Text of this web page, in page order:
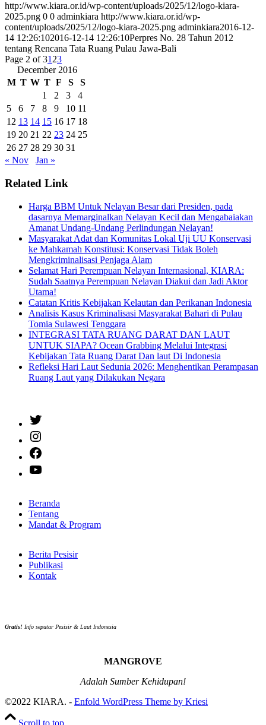
http://www.kiara.or.id/wp-content/uploads/2025/12/logo-kiara-
2025.png 0 0 adminkiara http://www.kiara.or.id/wp-
content/uploads/2025/12/logo-kiara-2025.png adminkiara2016-12-
14 12:26:102016-12-14 12:26:10Perpres No. 28 Tahun 2012
tentang Rencana Tata Ruang Pulau Jawa-Bali
Page 2 of 31 23
December 2016
M T W T F S
S
1
2 3
4
5
6 7 8 9 10 11
12 13 14 15 16 17 18
19 20 21 22 23 24 25
26 27 28 29 30 31
« Nov
Jan »
Related Link
Harga BBM Untuk Nelayan Besar dari Presiden, pada
dasarnya Memarginalkan Nelayan Kecil dan Mengabaiakan
Amanat Undang-Undang Perlindungan Nelayan!
Masyarakat Adat dan Komunitas Lokal Uji UU Konservasi
ke Mahkamah Konstitusi: Konservasi Tidak Boleh
Mengkriminalisasi Penjaga Alam
Selamat Hari Perempuan Nelayan Internasional, KIARA:
Sudah Saatnya Perempuan Nelayan Diakui dan Jadi Aktor
Utama!
Catatan Kritis Kebijakan Kelautan dan Perikanan Indonesia
Analisis Kasus Kriminalisasi Masyarakat Bahari di Pulau
Tomia Sulawesi Tenggara
INTEGRASI TATA RUANG DARAT DAN LAUT
UNTUK SIAPA? Ocean Grabbing Melalui Integrasi
Kebijakan Tata Ruang Darat Dan laut Di Indonesia
Refleksi Hari Laut Sedunia 2026: Menghentikan Perampasan
Ruang Laut yang Dilakukan Negara
Beranda
Tentang
Mandat & Program
Berita Pesisir
Publikasi
Kontak
Gratis! Info seputar Pesisir & Laut Indonesia
MANGROVE
Adalah Sumber Kehidupan!
©2022 KIARA. - Enfold WordPress Theme by Kriesi
Scroll to top